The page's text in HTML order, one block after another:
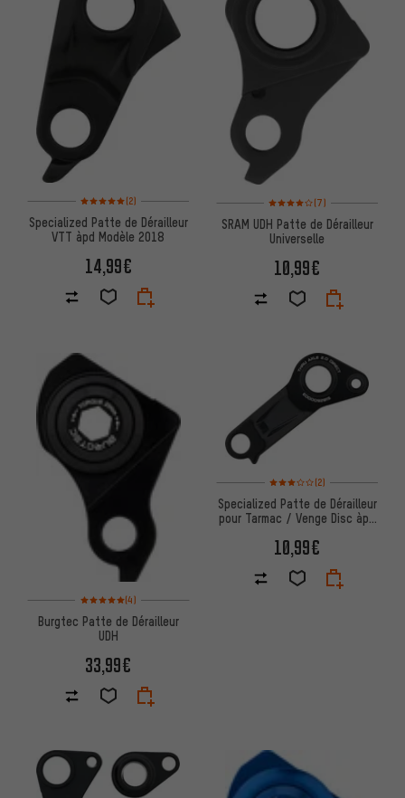
Note moyenne : 5 sur 5 d'après 2 avis
(2)
Specialized Patte de Dérailleur
VTT àpd Modèle 2018
14,99€
Note moyenne : 4 sur 5
(7)
SRAM UDH Patte de Dérailleur
Universelle
10,99€
Note moyenne : 5 sur 5 d'après 4 avis
(4)
Burgtec Patte de Dérailleur
UDH
33,99€
Note moyenne : 3 sur 5
(2)
Specialized Patte de Dérailleur
pour Tarmac / Venge Disc àpd
10,99€